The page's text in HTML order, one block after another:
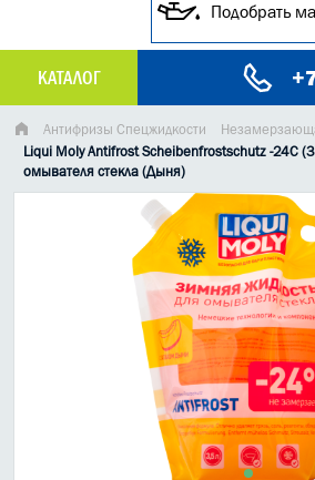
Подобрать
КАТАЛОГ
МАСЛО МОТОРНОЕ
ГРУЗОВЫЕ МАСЛА
ГИДРАВЛИЧЕСКИЕ МАСЛА
МАСЛО В КОРОБКУ
КОНСИСТЕНТНАЯ СМАЗКА
ИНДУСТРИАЛЬНЫЕ МАСЛА
АНТИФРИЗЫ СПЕЦЖИДКОСТИ
Антифризы Спецжидкости
Liqui Moly Antifrost Scheibenfrostschutz -24C
омывателя стекла (Дыня)